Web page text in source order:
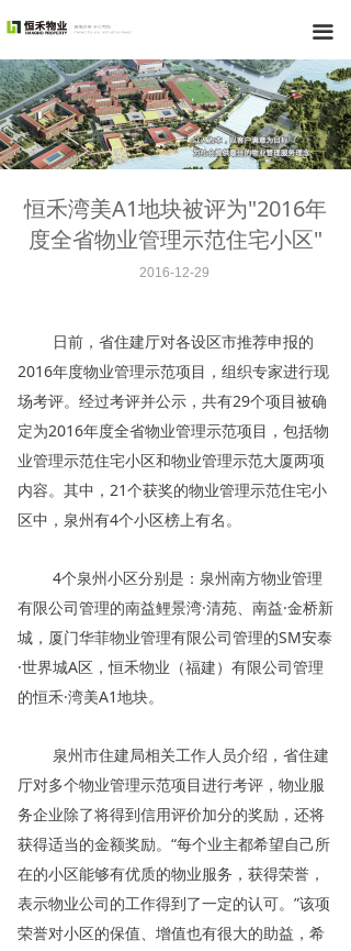
끀
恒禾湾美A1地块被评为"2016年
度全省物业管理示范住宅小区"
日前，省住建厅对各设区市推荐申报的
2016年度物业管理示范项目，组织专家进行现
场考评。经过考评并公示，共有29个项目被确
定为2016年度全省物业管理示范项目，包括物
业管理示范住宅小区和物业管理示范大厦两项
内容。其中，21个获奖的物业管理示范住宅小
区中，泉州有4个小区榜上有名。
4个泉州小区分别是：泉州南方物业管理
有限公司管理的南益鲤景湾·清苑、南益·金桥新
城，厦门华菲物业管理有限公司管理的SM安泰
·世界城A区，恒禾物业（福建）有限公司管理
的恒禾·湾美A1地块。
泉州市住建局相关工作人员介绍，省住建
厅对多个物业管理示范项目进行考评，物业服
务企业除了将得到信用评价加分的奖励，还将
获得适当的金额奖励。“每个业主都希望自己所
在的小区能够有优质的物业服务，获得荣誉，
表示物业公司的工作得到了一定的认可。”该项
荣誉对小区的保值、增值也有很大的助益，希
2016-12-29